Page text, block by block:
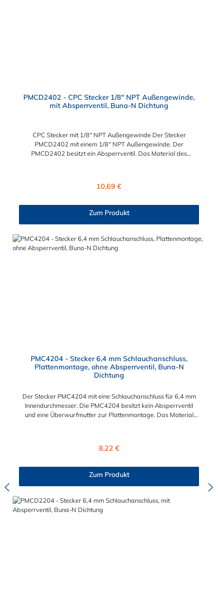
PMCD2402 - CPC Stecker 1/8" NPT Außengewinde,
mit Absperrventil, Buna-N Dichtung
CPC Stecker mit 1/8" NPT Außengewinde Der Stecker
PMCD2402 mit einem 1/8" NPT Außengewinde. Der
PMCD2402 besitzt ein Absperrventil. Das Material des
der PMC-, PMC12- und MC- Serie kombinieren.
Regulärer Preis:
10,69 €
Zum Produkt
PMC4204 - Stecker 6,4 mm Schlauchanschluss,
Plattenmontage, ohne Absperrventil, Buna-N
Dichtung
Der Stecker PMC4204 mit eine Schlauchanschluss für 6,4 mm
Innendurchmesser. Die PMC4204 besitzt kein Absperrventil
und eine Überwurfmutter zur Plattenmontage. Das Material
der PMC-, PMC12- und MC- Serie kombinieren.
Regulärer Preis:
8,22 €
Zum Produkt